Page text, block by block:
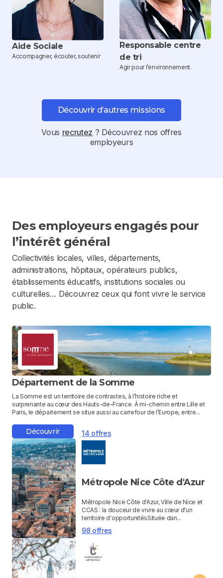
Aide Sociale
Accompagner, écouter, soutenir
Responsable centre
de tri
Agir pour l’environnement.
Découvrir d’autres missions
Vous recrutez ? Découvrez nos offres
employeurs
Des employeurs engagés pour
l’intérêt général
Collectivités locales, villes, départements,
administrations, hôpitaux, opérateurs publics,
établissements éducatifs, institutions sociales ou
culturelles… Découvrez ceux qui font vivre le service
public.
Département de la Somme
La Somme est un territoire de contrastes, à l’histoire riche et
surprenante au cœur des Hauts-de-France. À mi-chemin entre Lille et
Paris, le département se situe aussi au carrefour de l’Europe, entre...
Découvrir 14 offres
Métropole Nice Côte d'Azur
Métropole Nice Côte d'Azur, Ville de Nice et
CCAS : la douceur de vivre au cœur d'un
territoire d'opportunitésSituée dan...
98 offres